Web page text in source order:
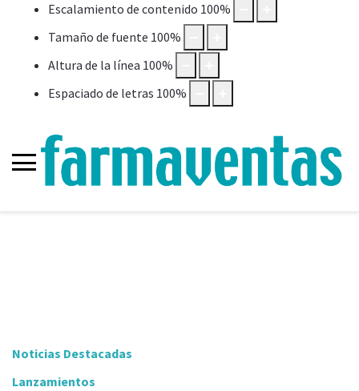
Escalamiento de contenido 100%
Tamaño de fuente 100%
Altura de la línea 100%
Espaciado de letras 100%
Noticias Destacadas
Lanzamientos